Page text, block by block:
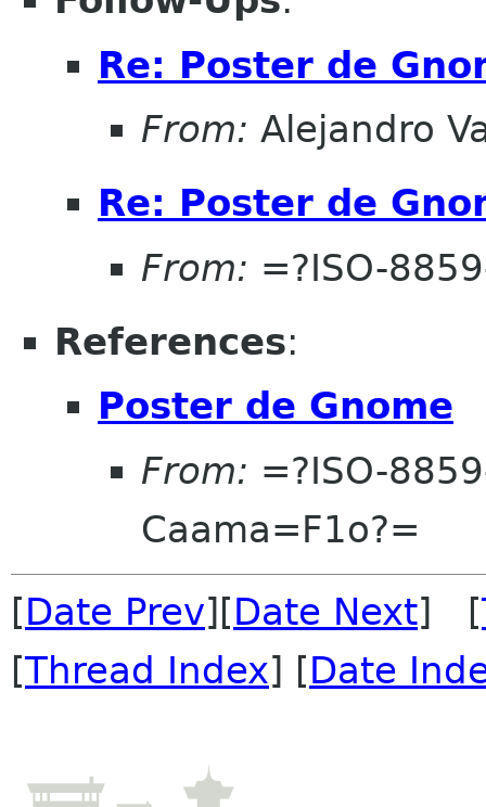
Re: Poster de
From: Alejandro
Re: Poster de
From: =?ISO-
References:
Poster de Gnome
From: =?ISO-
Caama=F1o?=
[Date Prev][Date Next] [
[Thread Index] [Date